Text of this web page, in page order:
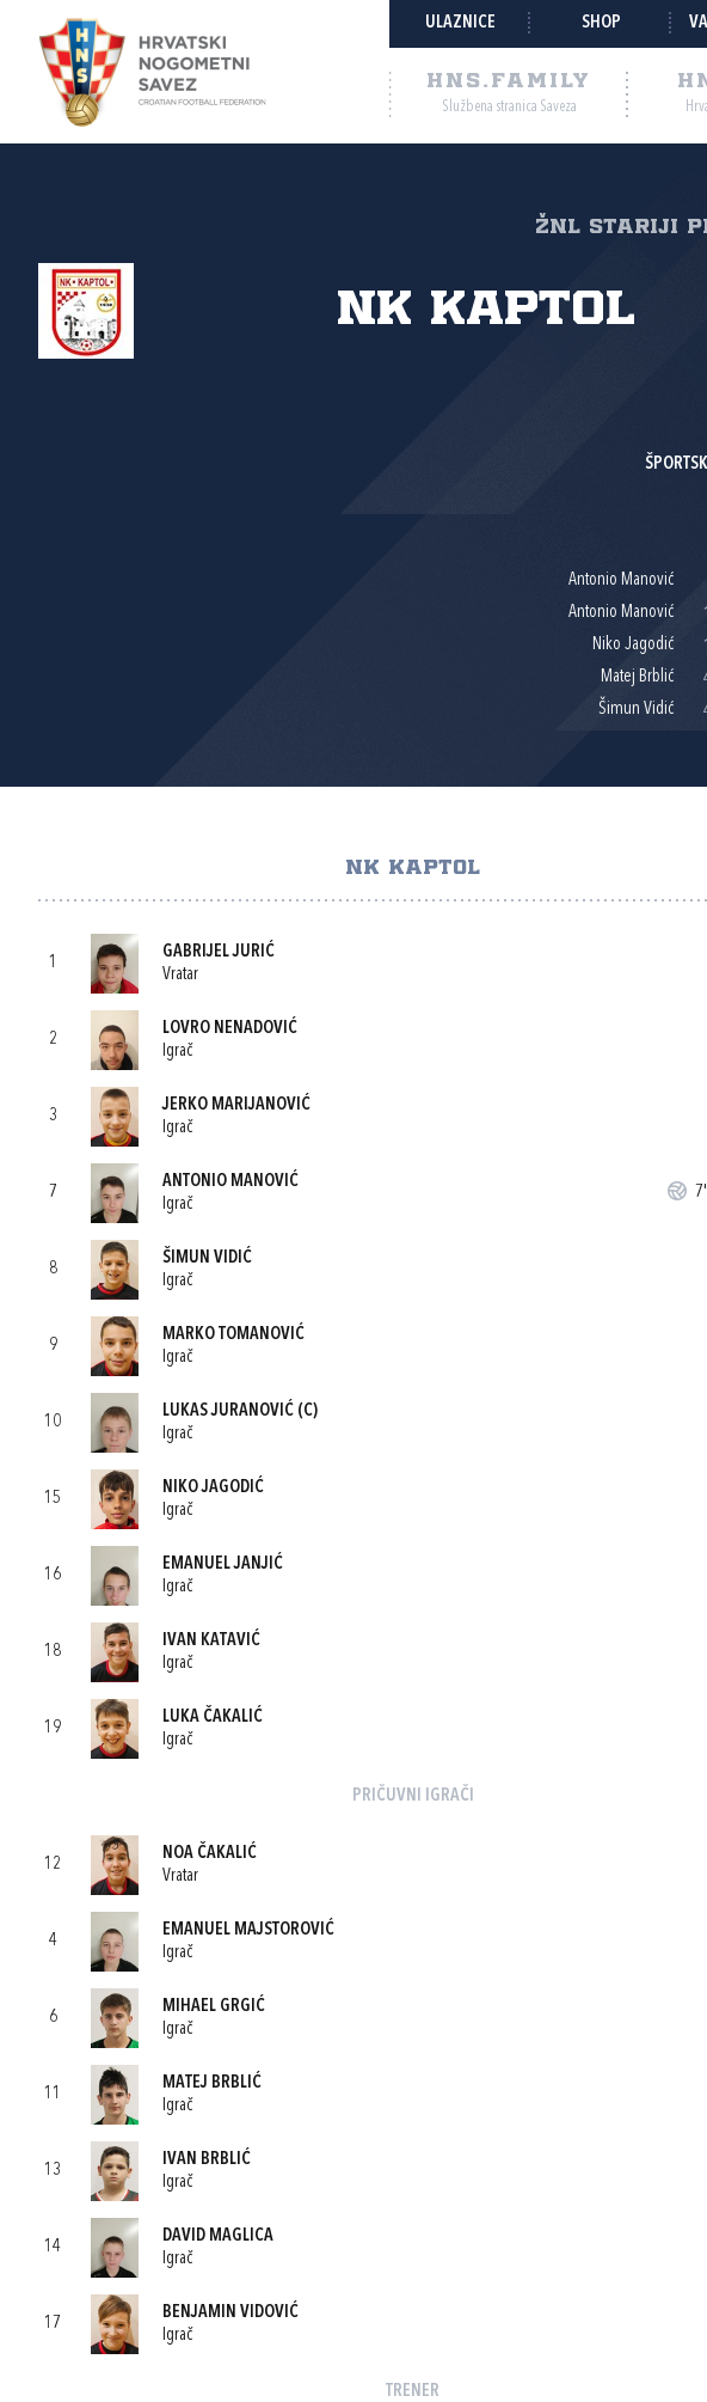
ULAZNICE SHOP
HNS.FAMILY
Službena stranica Saveza
ŽNL STARIJI
NK Kaptol
Antonio Manović
Antonio Manović
Niko Jagodić
Matej Brblić
Šimun Vidić
NK KAPTOL
1
GABRIJEL JURIĆ
Vratar
2
LOVRO NENADOVIĆ
Igrač
3
JERKO MARIJANOVIĆ
Igrač
7
ANTONIO MANOVIĆ
Igrač
7'
8
ŠIMUN VIDIĆ
Igrač
9
MARKO TOMANOVIĆ
Igrač
10
LUKAS JURANOVIĆ (C)
Igrač
15
NIKO JAGODIĆ
Igrač
16
EMANUEL JANJIĆ
Igrač
18
IVAN KATAVIĆ
Igrač
19
LUKA ČAKALIĆ
Igrač
PRIČUVNI IGRAČI
12
NOA ČAKALIĆ
Vratar
4
EMANUEL MAJSTOROVIĆ
Igrač
6
MIHAEL GRGIĆ
Igrač
11
MATEJ BRBLIĆ
Igrač
13
IVAN BRBLIĆ
Igrač
14
DAVID MAGLICA
Igrač
17
BENJAMIN VIDOVIĆ
Igrač
TRENER